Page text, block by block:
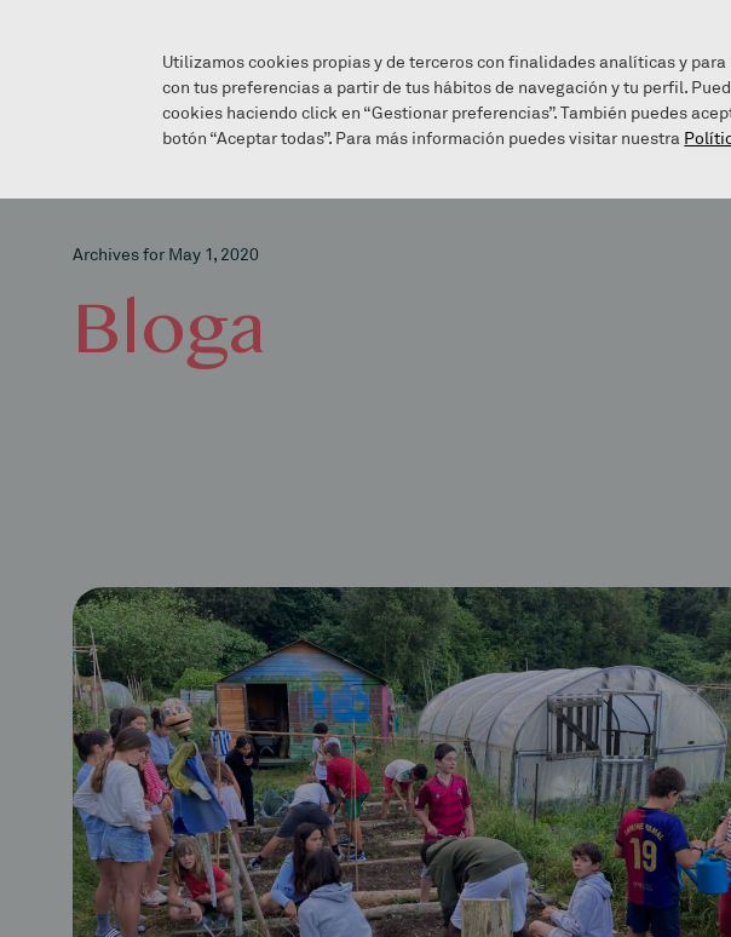
EZAGUTU
Archives for May 1, 2020
Bloga
Utilizamos cookies propias y de terceros con finalidades analíticas y
con tus preferencias a partir de tus hábitos de navegación y tu perfil.
cookies haciendo click en “Gestionar preferencias”. También puedes
botón “Aceptar todas”. Para más información puedes visitar nuestra